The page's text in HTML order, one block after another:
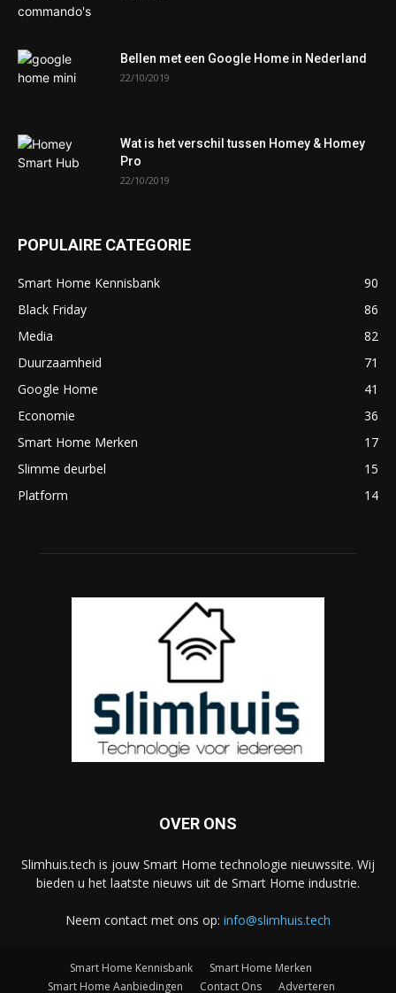
Bellen met een Google Home in Nederland
22/10/2019
Wat is het verschil tussen Homey & Homey
Pro
22/10/2019
POPULAIRE CATEGORIE
Smart Home Kennisbank
90
Black Friday
86
Media
82
Duurzaamheid
71
Google Home
41
Economie
36
Smart Home Merken
17
Slimme deurbel
15
Platform
14
OVER ONS
Slimhuis.tech is jouw Smart Home technologie nieuwssite. Wij
bieden u het laatste nieuws uit de Smart Home industrie.
Neem contact met ons op: info@slimhuis.tech
Smart Home Kennisbank
Smart Home Merken
Smart Home Aanbiedingen
Contact Ons Adverteren